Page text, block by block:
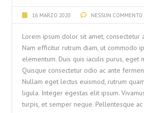
16 MARZO 2020 NESSUN COMMENTO
Lorem ipsum dolor sit amet, consectetur
Nam efficitur rutrum diam, ut commodo
elementum. Duis quis iaculis purus, eget
Quisque consectetur odio ac ante
Nullam eget lectus euismod, rutrum
ligula. Integer egestas elit ipsum.
turpis, et semper neque. Pellentesque